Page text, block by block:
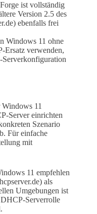
ist vollständig
Version 2.5 des
ebenfalls frei
Windows 11 ohne
Ersatz verwenden,
11
Server einrichten
Szenario
Für einfache
mit
11 empfehlen
als
Umgebungen ist
Serverrolle